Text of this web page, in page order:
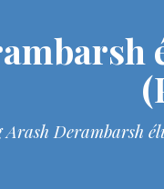
Arash Derambarsh